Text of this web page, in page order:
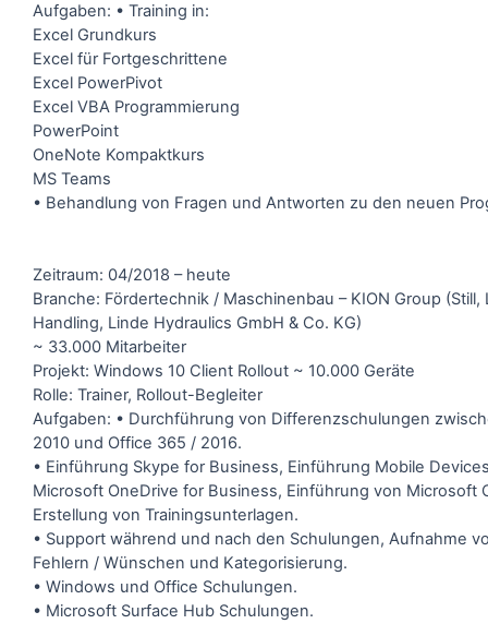
Aufgaben: • Training in:
Excel Grundkurs
Excel für Fortgeschrittene
Excel PowerPivot
Excel VBA Programmierung
PowerPoint
OneNote Kompaktkurs
MS Teams
• Behandlung von Fragen und Antworten zu den neuen
Zeitraum: 04/2018 – heute
Branche: Fördertechnik / Maschinenbau – KION Group (Still,
Handling, Linde Hydraulics GmbH & Co. KG)
~ 33.000 Mitarbeiter
Projekt: Windows 10 Client Rollout ~ 10.000 Geräte
Rolle: Trainer, Rollout-Begleiter
Aufgaben: • Durchführung von Differenzschulungen
2010 und Office 365 / 2016.
• Einführung Skype for Business, Einführung Mobile
Microsoft OneDrive for Business, Einführung von Microsoft
Erstellung von Trainingsunterlagen.
• Support während und nach den Schulungen, Aufnahme
Fehlern / Wünschen und Kategorisierung.
• Windows und Office Schulungen.
• Microsoft Surface Hub Schulungen.